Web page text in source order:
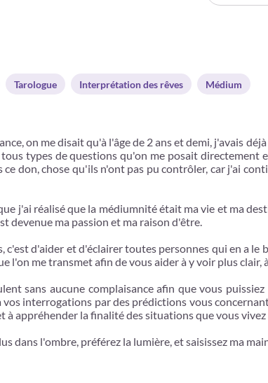
Tarologue Interprétation des rêves Médium
on me disait qu'à l'âge de 2 ans et demi, j'avais
types de questions qu'on me posait
ce don, chose qu'ils n'ont pas pu contrôler, car j'ai
j'ai réalisé que la médiumnité était ma vie et ma
devenue ma passion et ma raison d'être.
c'est d'aider et d'éclairer toutes personnes qui en a
l'on me transmet afin de vous aider à y voir plus
sans aucune complaisance afin que vous
interrogations par des prédictions vous
à appréhender la finalité des situations que vous
dans l'ombre, préférez la lumière, et saisissez ma